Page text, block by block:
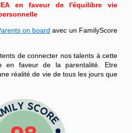
en faveur de l'équilibre vie
on board avec un FamilyScore
de connecter nos talents à cette
en faveur de la parentalité. Etre
réalité de vie de tous les jours que